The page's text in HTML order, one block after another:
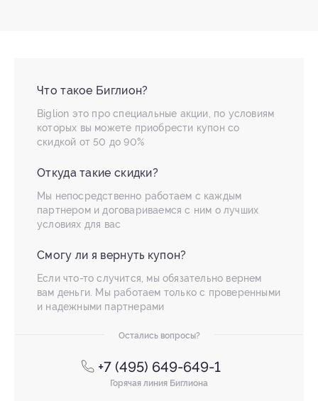
Что такое Биглион?
Biglion это про специальные акции, по условиям
которых вы можете приобрести купон со
скидкой от 50 до 90%
Откуда такие скидки?
Мы непосредственно работаем с каждым
партнером и договариваемся с ним о лучших
условиях для вас
Смогу ли я вернуть купон?
Если что-то случится, мы обязательно вернем
вам деньги. Мы работаем только с проверенными
и надежными партнерами
Остались вопросы?
+7 (495) 649-649-1
Горячая линия Биглиона